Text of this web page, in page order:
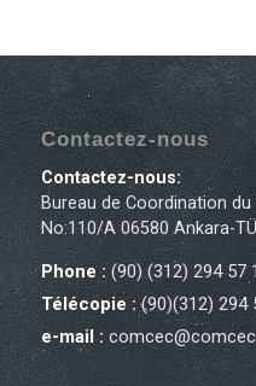
Contactez-nous
Contactez-nous:
Bureau de Coordination du
No:110/A 06580 Ankara-
Phone :(90) (312) 294 57
Télécopie :(90)(312) 294
e-mail :